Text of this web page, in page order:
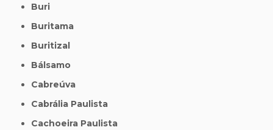
Buri
Buritama
Buritizal
Bálsamo
Cabreúva
Cabrália Paulista
Cachoeira Paulista